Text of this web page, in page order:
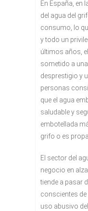
En España, en
del agua del
consumo, lo
y todo un
últimos años,
sometido a
desprestigio y
personas
que el agua
saludable y
embotellada
grifo o es
El sector del
negocio en
tiende a pasar
conscientes
uso abusivo